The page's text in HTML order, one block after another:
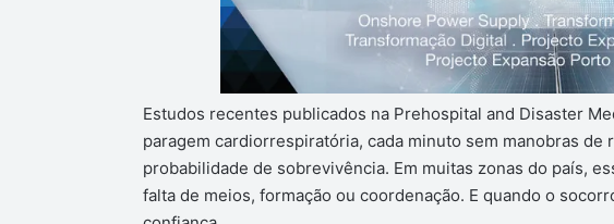
Estudos recentes publicados na Prehospital and Disaster
paragem cardiorrespiratória, cada minuto sem manobras de
probabilidade de sobrevivência. Em muitas zonas do país,
falta de meios, formação ou coordenação. E quando o